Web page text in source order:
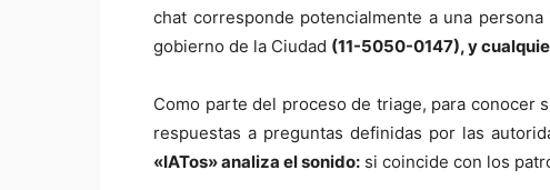
chat corresponde potencialmente a una
gobierno de la Ciudad (11-5050-0147), y
Como parte del proceso de triage, para conocer
respuestas a preguntas definidas por las
«IATos» analiza el sonido: si coincide con los